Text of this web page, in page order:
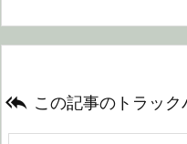
 この記事のトラック